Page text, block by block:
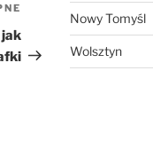
Następny
wpis
Nowy Tomyśl
Wolsztyn